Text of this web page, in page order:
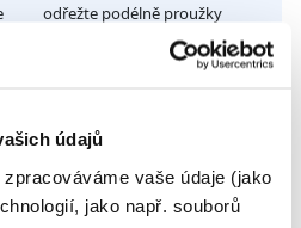
údajů
zpracováváme vaše údaje (jako
jako např. souborů
odřežte podélně proužky
hloubku. Červená vlnitá
kartonu.